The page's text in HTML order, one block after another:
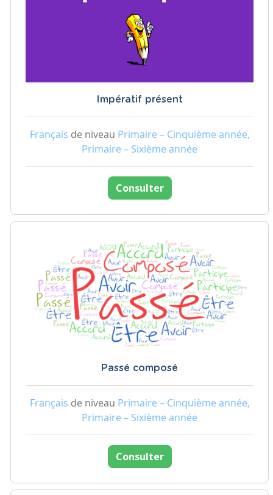
Impératif présent
Français de niveau Primaire – Cinquième année,
Primaire – Sixième année
Consulter
Passé composé
Français de niveau Primaire – Cinquième année,
Primaire – Sixième année
Consulter